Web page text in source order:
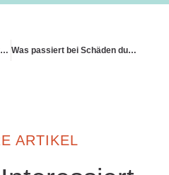
Wie sich Versicherungsschutz bei Do-it-yourself-Arbeiten verhält Was passiert bei Schäden durch umgestürzte Bäume
ARTIKEL